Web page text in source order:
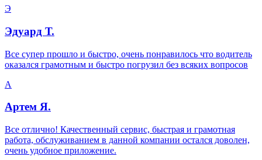
Э
Эдуард Т.
Все супер прошло и быстро, очень понравилось что водитель
оказался грамотным и быстро погрузил без всяких вопросов
А
Артем Я.
Все отлично! Качественный сервис, быстрая и грамотная
работа, обслуживанием в данной компании остался доволен,
очень удобное приложение.